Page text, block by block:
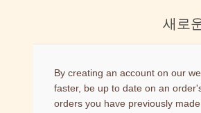
새로
By creating an account on our
faster, be up to date on an
orders you have previously made.